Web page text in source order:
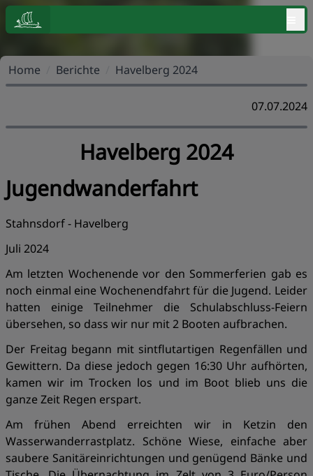
Home Berichte Havelberg 2024
07.07.2024
Havelberg 2024
Jugendwanderfahrt
Stahnsdorf - Havelberg
Juli 2024
Am letzten Wochenende vor den Sommerferien gab es
noch einmal eine Wochenendfahrt für die Jugend. Leider
hatten einige Teilnehmer die Schulabschluss-Feiern
übersehen, so dass wir nur mit 2 Booten aufbrachen.
Der Freitag begann mit sintflutartigen Regenfällen und
Gewittern. Da diese jedoch gegen 16:30 Uhr aufhörten,
kamen wir im Trocken los und im Boot blieb uns die
ganze Zeit Regen erspart.
Am frühen Abend erreichten wir in Ketzin den
Wasserwanderrastplatz. Schöne Wiese, einfache aber
saubere Sanitäreinrichtungen und genügend Bänke und